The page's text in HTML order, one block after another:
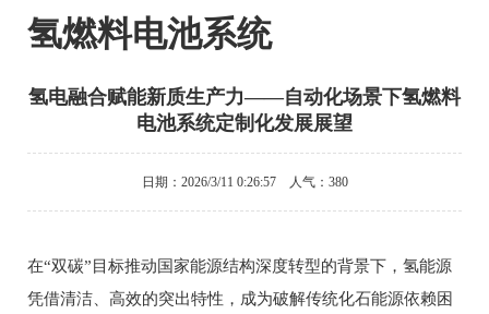
氢燃料电池系统
氢电融合赋能新质生产力——自动化场景下氢燃料
电池系统定制化发展展望
日期：2026/3/11 0:26:57 人气：380
在“双碳”目标推动国家能源结构深度转型的背景下，氢能源
凭借清洁、高效的突出特性，成为破解传统化石能源依赖困